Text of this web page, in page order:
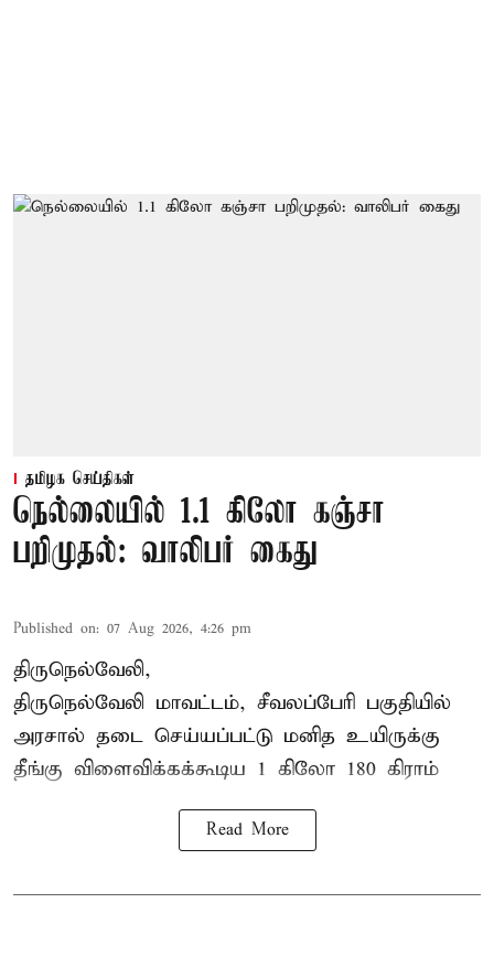
தமிழக செய்திகள்
நெல்லையில் 1.1 கிலோ கஞ்சா
பறிமுதல்: வாலிபர் கைது
Published on: 07 Aug 2026, 4:26 pm
திருநெல்வேலி,
திருநெல்வேலி மாவட்டம், சீவலப்பேரி பகுதியில்
அரசால் தடை செய்யப்பட்டு மனித உயிருக்கு
தீங்கு விளைவிக்கக்கூடிய 1 கிலோ 180 கிராம்
Read More